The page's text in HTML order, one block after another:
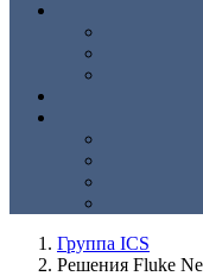
Группа ICS
Решения Fluke